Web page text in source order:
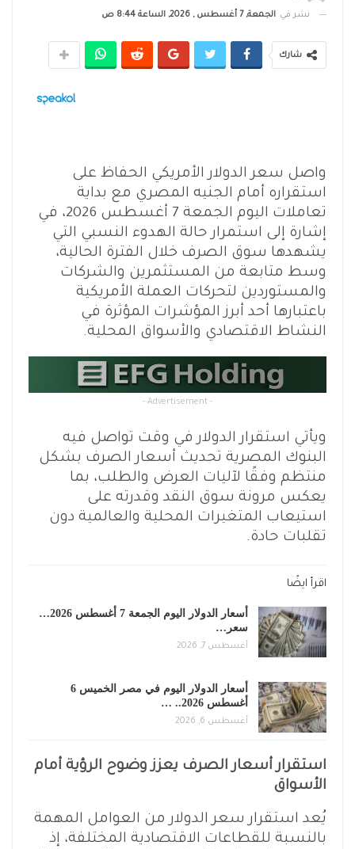
نشر في الجمعة, 7 أغسطس , 2026, الساعة 8:44 ص
شارك
واصل سعر الدولار الأمريكي الحفاظ على
استقراره أمام الجنيه المصري مع بداية
تعاملات اليوم الجمعة 7 أغسطس 2026، في
إشارة إلى استمرار حالة الهدوء النسبي التي
يشهدها سوق الصرف خلال الفترة الحالية،
وسط متابعة من المستثمرين والشركات
والمستوردين لتحركات العملة الأمريكية
باعتبارها أحد أبرز المؤشرات المؤثرة في
النشاط الاقتصادي والأسواق المحلية.
- Advertisement -
ويأتي استقرار الدولار في وقت تواصل فيه
البنوك المصرية تحديث أسعار الصرف بشكل
منتظم وفقًا لآليات العرض والطلب، بما
يعكس مرونة سوق النقد وقدرته على
استيعاب المتغيرات المحلية والعالمية دون
تقلبات حادة.
اقرأ ايضًا
أسعار الدولار اليوم الجمعة 7 أغسطس 2026…
سعر…
أغسطس 7, 2026
أسعار الدولار اليوم في مصر الخميس 6
أغسطس 2026.. …
أغسطس 6, 2026
استقرار أسعار الصرف يعزز وضوح الرؤية أمام
الأسواق
يُعد استقرار سعر الدولار من العوامل المهمة
بالنسبة للقطاعات الاقتصادية المختلفة، إذ